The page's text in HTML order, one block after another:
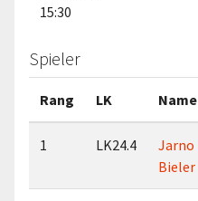
15:30
Spieler
Rang LK Name
1 LK24.4
Jarno
Bieler